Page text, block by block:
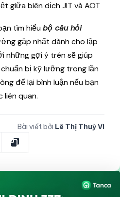
giữa biên dịch JIT và AOT
tìm hiểubộ câu hỏi
gặp nhất dành cho lập
những gợi ý trên sẽ giúp
bị kỹ lưỡng trong lần
để lại bình luận nếu bạn
liên quan.
Bài viết bởi Lê Thị Thuỳ Vi